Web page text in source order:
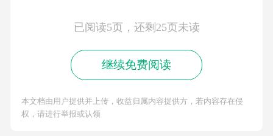
已阅读5页，还剩25页未读
继续免费阅读
本文档由用户提供并上传，收益归属内容提供方，若内容存在侵
权，请进行举报或认领